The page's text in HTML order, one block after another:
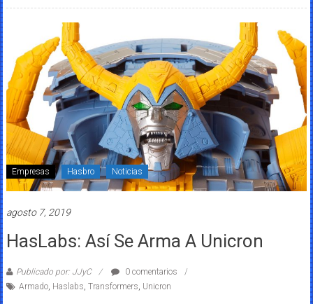
Empresas Hasbro Noticias
agosto 7, 2019
HasLabs: Así Se Arma A Unicron
Publicado por: JJyC
0 comentarios
Armado, Haslabs, Transformers, Unicron